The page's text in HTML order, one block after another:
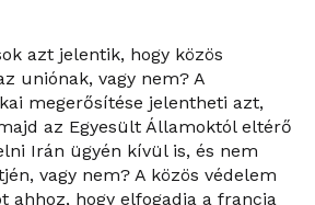
azt jelentik, hogy közös
uniónak, vagy nem? A
megerősítése jelentheti azt,
az Egyesült Államoktól eltérő
Irán ügyén kívül is, és nem
vagy nem? A közös védelem
ahhoz, hogy elfogadja a francia